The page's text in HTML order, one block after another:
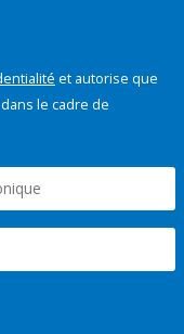
et autorise que
le cadre de